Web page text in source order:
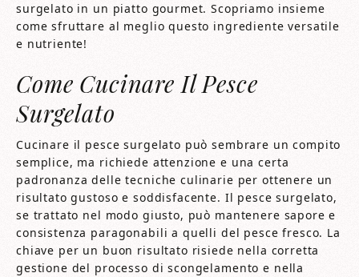
surgelato in un piatto gourmet. Scopriamo insieme
come sfruttare al meglio questo ingrediente versatile
e nutriente!
Come Cucinare Il Pesce
Surgelato
Cucinare il pesce surgelato può sembrare un compito
semplice, ma richiede attenzione e una certa
padronanza delle tecniche culinarie per ottenere un
risultato gustoso e soddisfacente. Il pesce surgelato,
se trattato nel modo giusto, può mantenere sapore e
consistenza paragonabili a quelli del pesce fresco. La
chiave per un buon risultato risiede nella corretta
gestione del processo di scongelamento e nella